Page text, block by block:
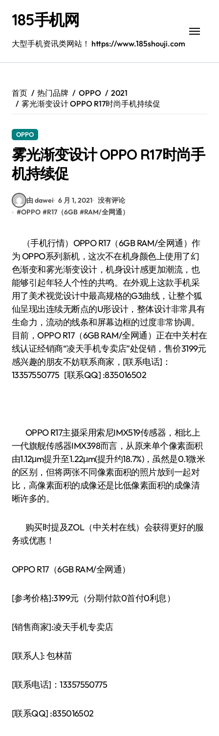
185手机网
大型手机资讯类网站！ https://www.185shouji.com
首页 热门品牌 OPPO
2021
雾光渐变设计 OPPO R17时尚手机持续促
OPPO
雾光渐变设计 OPPO R17时尚手
机持续促
由 dawei 6 月 1, 2021 没有评论
#OPPO #R17（6GB #RAM/全网通）
（手机行情）OPPO R17（6GB RAM/全网通）作
为 OPPO系列新机，这次不在机身颜色上使用了幻
色渐变和雾光渐变设计，机身设计感更加潮流，也
能够引起年轻人个性的共鸣。在外观上这款手机采
用了美术视觉设计中最高规格的G3曲线，让整个狐
仙呈现出连续无断点的U形设计，整体设计非常具有
生命力，流动的线条和屏幕边框的过度非常协调。
目前，OPPO R17（6GB RAM/全网通）正在中关村在
线认证经销商“凌天手机专卖店”处促销，售价3199元
感兴趣的朋友不妨联系商家，[联系电话]：
13357550775 [联系QQ] :835016502
OPPO R17主摄采用索尼IMX519传感器，相比上
一代旗舰传感器IMX398而言，从原来单个像素面积
由1.12μm提升至1.22μm(提升约18.7%)，虽然是0.1微米
的区别，但将两张不同像素面积的照片放到一起对
比，高像素面积的成像还是比低像素面积的成像清
晰许多的。
购买时提及ZOL（中关村在线）会获得更好的服
务或优惠！
OPPO R17（6GB RAM/全网通）
[参考价格]:3199元（分期付款0首付0利息）
[销售商家]:凌天手机专卖店
[联系人]: 包林苗
[联系电话]：13357550775
[联系QQ] :835016502